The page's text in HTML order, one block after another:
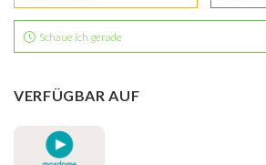
Schaue ich gerade
VERFÜGBAR AUF